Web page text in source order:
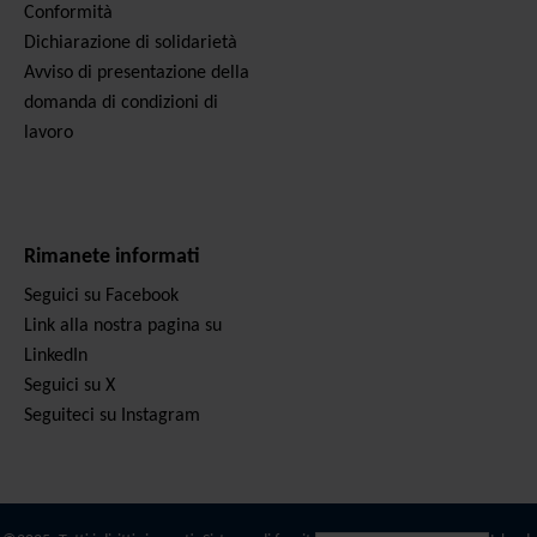
Conformità
Dichiarazione di solidarietà
Avviso di presentazione della
domanda di condizioni di
lavoro
Rimanete informati
Seguici su Facebook
Link alla nostra pagina su
LinkedIn
Seguici su X
Seguiteci su Instagram